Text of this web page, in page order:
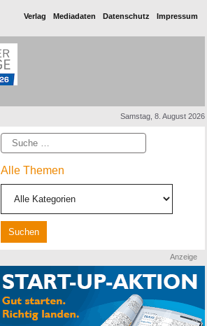
Verlag Mediadaten Datenschutz Impressum
Samstag, 8. August 2026
Suche
Alle Themen
Anzeige